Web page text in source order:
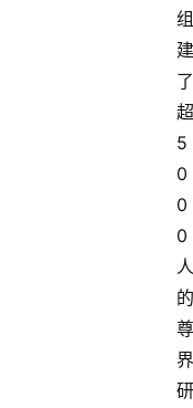
组
建
了
超
5
0
0
0
人
的
尊
界
研